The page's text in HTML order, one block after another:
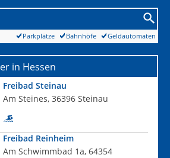
Geldautomaten
Bahnhöfe
Parkplätze
in Hessen
Freibad Steinau
Am Steines, 36396 Steinau
Freibad Reinheim
Am Schwimmbad 1a, 64354